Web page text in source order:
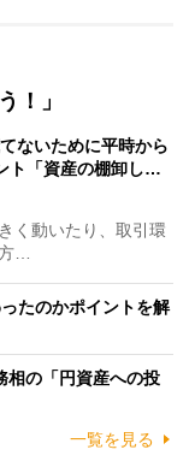
！」
ないために平時から
ト「資産の棚卸し…
く動いたり、取引環
…
たのかポイントを解
相の「円資産への投
一覧を見る